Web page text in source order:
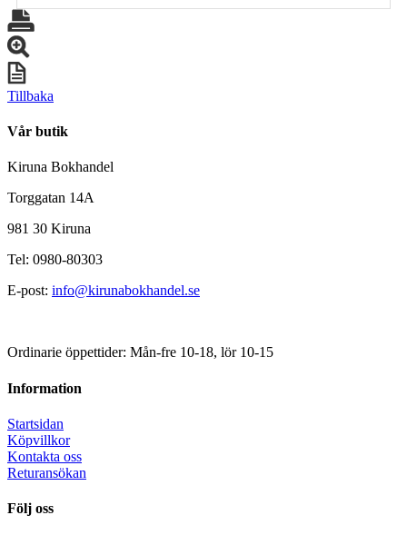
Tillbaka
Vår butik
Kiruna Bokhandel
Torggatan 14A
981 30 Kiruna
Tel: 0980-80303
E-post: info@kirunabokhandel.se
Ordinarie öppettider: Mån-fre 10-18, lör 10-15
Information
Startsidan
Köpvillkor
Kontakta oss
Returansökan
Följ oss